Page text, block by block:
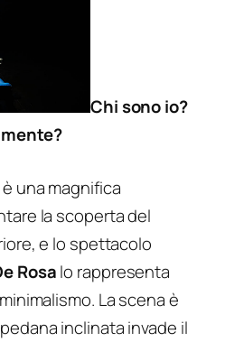
Chi sono io?
una magnifica
la scoperta del
e lo spettacolo
Rosalo rappresenta
La scena è
inclinata invade il